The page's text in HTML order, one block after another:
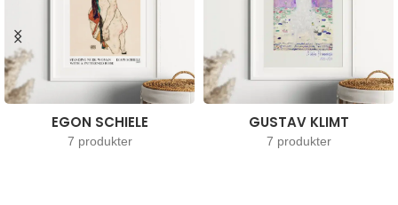
EGON SCHIELE
7 produkter
GUSTAV KLIMT
7 produkter